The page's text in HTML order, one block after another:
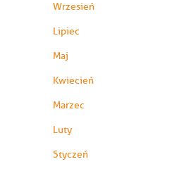
Wrzesień
Lipiec
Maj
Kwiecień
Marzec
Luty
Styczeń